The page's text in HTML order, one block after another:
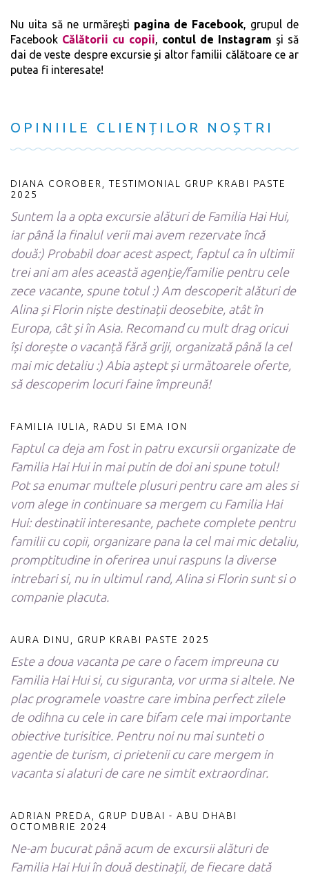
Nu uita să ne urmăreşti pagina de Facebook, grupul de
Facebook Călătorii cu copii, contul de Instagram şi să
dai de veste despre excursie și altor familii călătoare ce ar
putea fi interesate!
OPINIILE CLIENȚILOR NOȘTRI
DIANA COROBER, TESTIMONIAL GRUP KRABI PASTE
2025
Suntem la a opta excursie alături de Familia Hai Hui,
iar până la finalul verii mai avem rezervate încă
două:) Probabil doar acest aspect, faptul ca în ultimii
trei ani am ales această agenție/familie pentru cele
zece vacante, spune totul :) Am descoperit alături de
Alina și Florin niște destinații deosebite, atât în
Europa, cât și în Asia. Recomand cu mult drag oricui
își dorește o vacanță fără griji, organizată până la cel
mai mic detaliu :) Abia aștept și următoarele oferte,
să descoperim locuri faine împreună!
FAMILIA IULIA, RADU SI EMA ION
Faptul ca deja am fost in patru excursii organizate de
Familia Hai Hui in mai putin de doi ani spune totul!
Pot sa enumar multele plusuri pentru care am ales si
vom alege in continuare sa mergem cu Familia Hai
Hui: destinatii interesante, pachete complete pentru
familii cu copii, organizare pana la cel mai mic detaliu,
promptitudine in oferirea unui raspuns la diverse
intrebari si, nu in ultimul rand, Alina si Florin sunt si o
companie placuta.
AURA DINU, GRUP KRABI PASTE 2025
Este a doua vacanta pe care o facem impreuna cu
Familia Hai Hui si, cu siguranta, vor urma si altele. Ne
plac programele voastre care imbina perfect zilele
de odihna cu cele in care bifam cele mai importante
obiective turisitice. Pentru noi nu mai sunteti o
agentie de turism, ci prietenii cu care mergem in
vacanta si alaturi de care ne simtit extraordinar.
ADRIAN PREDA, GRUP DUBAI - ABU DHABI
OCTOMBRIE 2024
Ne-am bucurat până acum de excursii alături de
Familia Hai Hui în două destinații, de fiecare dată